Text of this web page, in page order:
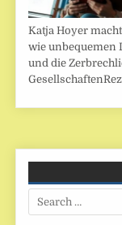
Katja Hoyer
wie unbequemen
und die
Search
for: